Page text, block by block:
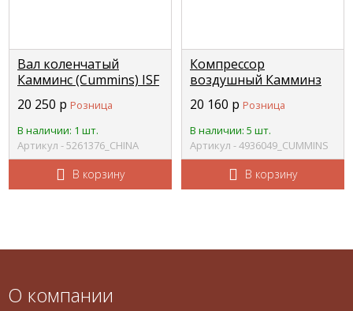
Вал коленчатый
Камминс (Cummins) ISF
3,8 Валдай, ПАЗ
4938751/4938752/5261375
С+ CHINA 5261376
20 250 р Розница
В наличии: 1 шт.
Артикул - 5261376_CHINA
В корзину
Компрессор
воздушный Камминз
ISBe250-30 3966520
3949098 3957728 (С+)
CUMMINS 4936049
20 160 р Розница
В наличии: 5 шт.
Артикул - 4936049_CUMMINS
В корзину
О компании